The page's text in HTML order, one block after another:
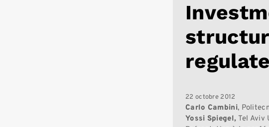
22 octobre 2012
Carlo Cambini,
Yossi Spiegel, Tel Aviv